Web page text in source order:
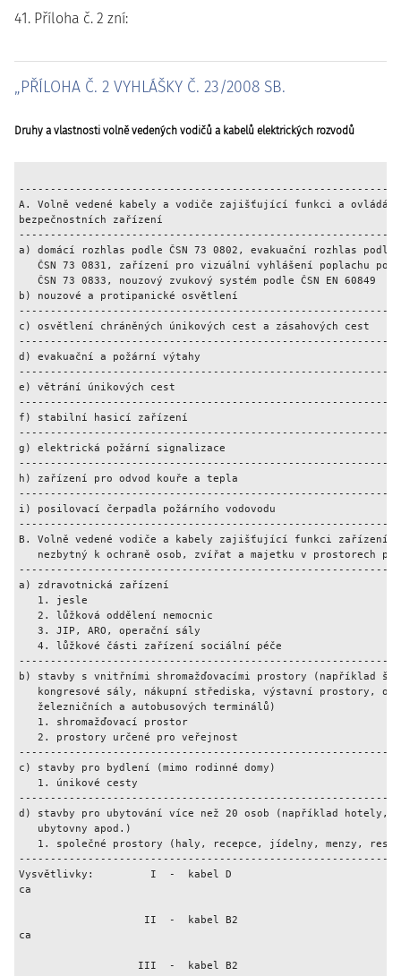
41. Příloha č. 2 zní:
„PŘÍLOHA Č. 2 VYHLÁŠKY Č. 23/2008 SB.
Druhy a vlastnosti volně vedených vodičů a kabelů elektrických rozvodů
A. Volně vedené kabely a vodiče zajišťující funkci a ovládání
bezpečnostních zařízení
a) domácí rozhlas podle ČSN 73 0802, evakuační
ČSN 73 0831, zařízení pro vizuální vyhlášení poplachu
   ČSN 73 0833, nouzový zvukový systém podle ČSN EN 60849
b) nouzové a protipanické osvětlení
c) osvětlení chráněných únikových cest a
d) evakuační a požární výtahy
e) větrání únikových cest
f) stabilní hasicí zařízení
g) elektrická požární signalizace
h) zařízení pro odvod kouře a tepla
i) posilovací čerpadla požárního vodovodu
B. Volně vedené vodiče a kabely zajišťující funkci
nezbytný k ochraně osob, zvířat a majetku v prostorech
a) zdravotnická zařízení
1. jesle
2. lůžková oddělení nemocnic
3. JIP, ARO, operační sály
4. lůžkové části zařízení sociální péče
b) stavby s vnitřními shromažďovacími prostory (například
kongresové sály, nákupní střediska, výstavní prostory,
   železničních a autobusových terminálů)
1. shromažďovací prostor
2. prostory určené pro veřejnost
c) stavby pro bydlení (mimo rodinné domy)
1. únikové cesty
d) stavby pro ubytování více než 20 osob (například
   ubytovny apod.)
1. společné prostory (haly, recepce, jídelny, menzy,
Vysvětlivky:         I  -  kabel D
ca
                    II  -  kabel B2
ca
                   III  -  kabel B2